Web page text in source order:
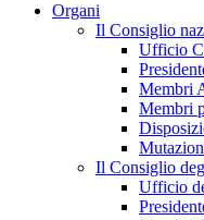
Organi
Il Consiglio
Ufficio
Membri
Membri
Il Consiglio
Ufficio